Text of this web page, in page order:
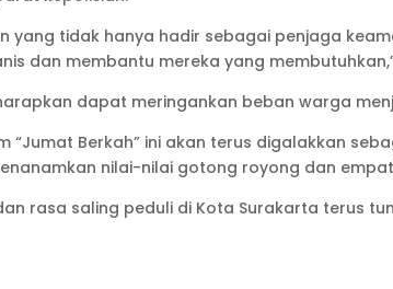
yang tidak hanya hadir sebagai penjaga
dan membantu mereka yang
dapat meringankan beban warga
Berkah” ini akan terus digalakkan
nilai-nilai gotong royong dan
rasa saling peduli di Kota Surakarta terus